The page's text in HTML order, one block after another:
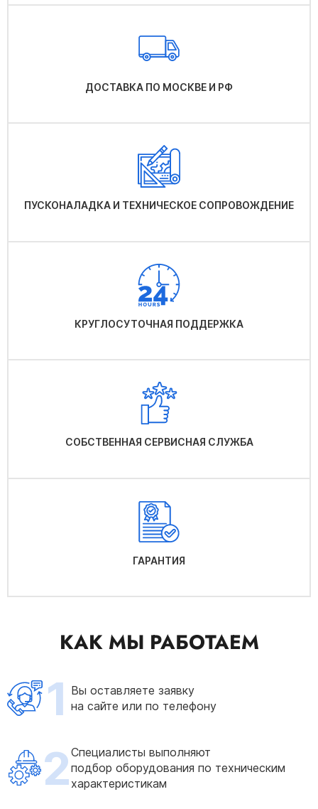
ДОСТАВКА ПО МОСКВЕ И РФ
ПУСКОНАЛАДКА И ТЕХНИЧЕСКОЕ СОПРОВОЖДЕНИЕ
КРУГЛОСУТОЧНАЯ ПОДДЕРЖКА
СОБСТВЕННАЯ СЕРВИСНАЯ СЛУЖБА
ГАРАНТИЯ
КАК МЫ РАБОТАЕМ
1 Вы оставляете заявку
на сайте или по телефону
2Специалисты выполняют
подбор оборудования по техническим
характеристикам